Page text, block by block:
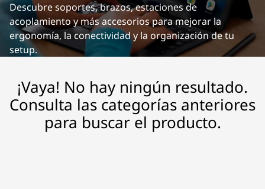
c
C
a
d
Descubre soportes, brazos, estaciones de
acoplamiento y más accesorios para mejorar la
ergonomía, la conectividad y la organización de tu
setup.
¡Vaya! No hay ningún resultado.
Consulta las categorías anteriores
para buscar el producto.